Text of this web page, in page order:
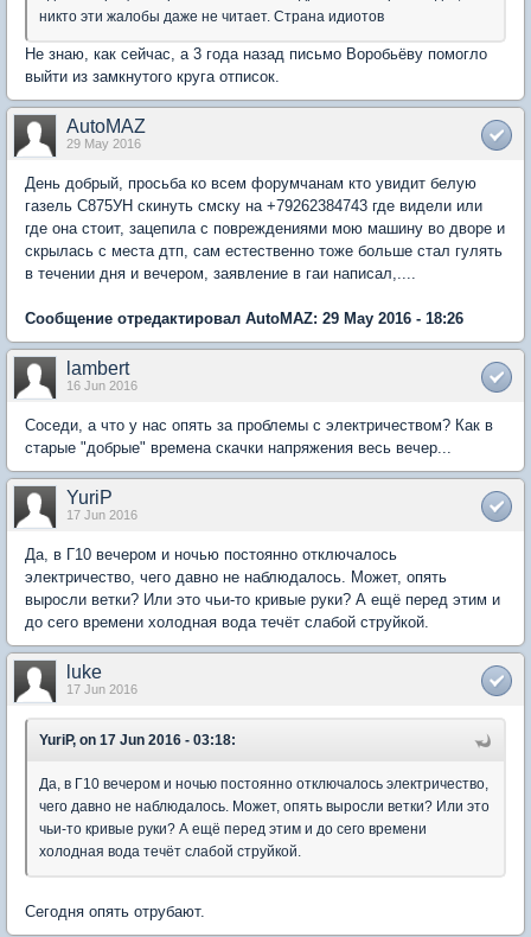
никто эти жалобы даже не читает. Страна идиотов
Не знаю, как сейчас, а 3 года назад письмо Воробьёву помогло
выйти из замкнутого круга отписок.
AutoMAZ
29 May 2016
День добрый, просьба ко всем форумчанам кто увидит белую
газель С875УН скинуть смску на +79262384743 где видели или
где она стоит, зацепила с повреждениями мою машину во дворе и
скрылась с места дтп, сам естественно тоже больше стал гулять
в течении дня и вечером, заявление в гаи написал,....
Сообщение отредактировал AutoMAZ: 29 May 2016 - 18:26
lambert
16 Jun 2016
Соседи, а что у нас опять за проблемы с электричеством? Как в
старые "добрые" времена скачки напряжения весь вечер...
YuriP
17 Jun 2016
Да, в Г10 вечером и ночью постоянно отключалось
электричество, чего давно не наблюдалось. Может, опять
выросли ветки? Или это чьи-то кривые руки? А ещё перед этим и
до сего времени холодная вода течёт слабой струйкой.
luke
17 Jun 2016
YuriP, on 17 Jun 2016 - 03:18:
Да, в Г10 вечером и ночью постоянно отключалось электричество,
чего давно не наблюдалось. Может, опять выросли ветки? Или это
чьи-то кривые руки? А ещё перед этим и до сего времени
холодная вода течёт слабой струйкой.
Сегодня опять отрубают.